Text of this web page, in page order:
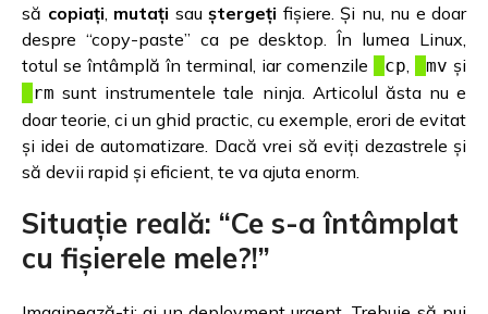
să copiați, mutați sau ștergeți fișiere. Și nu, nu e doar
despre “copy-paste” ca pe desktop. În lumea Linux,
totul se întâmplă în terminal, iar comenzile
cp, mv și
rm sunt instrumentele tale ninja. Articolul ăsta nu e
doar teorie, ci un ghid practic, cu exemple, erori de evitat
și idei de automatizare. Dacă vrei să eviți dezastrele și
să devii rapid și eficient, te va ajuta enorm.
Situație reală: “Ce s-a întâmplat
cu fișierele mele?!”